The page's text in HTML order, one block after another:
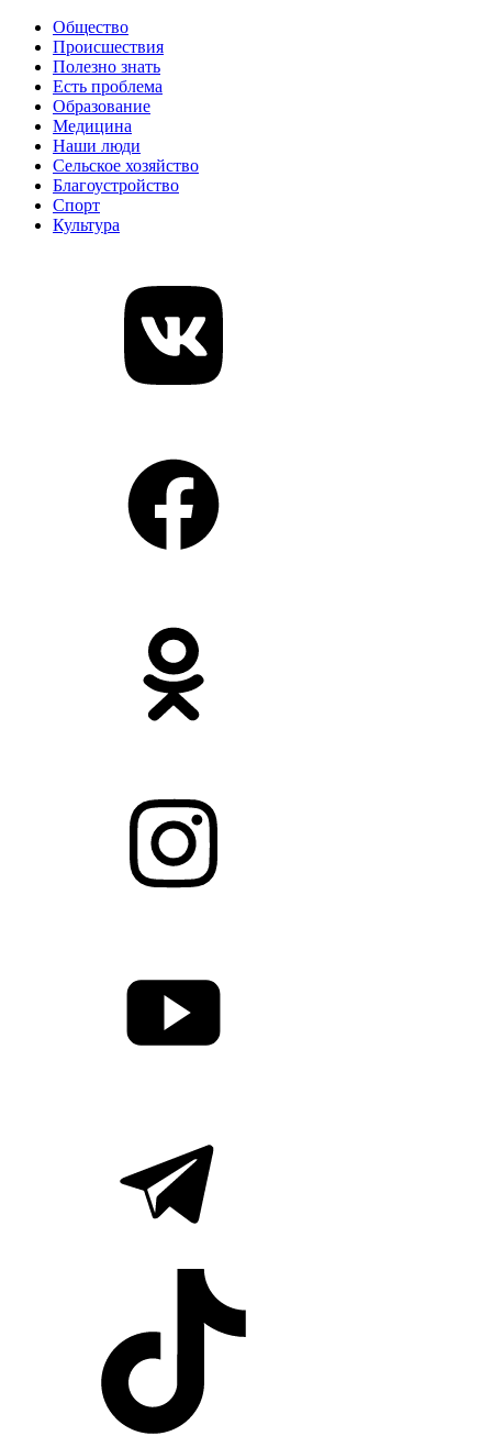
Общество
Происшествия
Полезно знать
Есть проблема
Образование
Медицина
Наши люди
Сельское хозяйство
Благоустройство
Спорт
Культура